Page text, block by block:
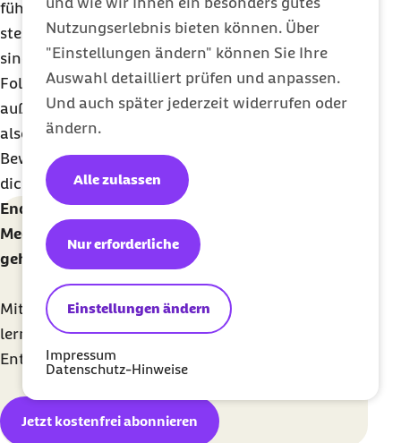
Nutzungserlebnis bieten können. Über
"Einstellungen ändern" können Sie Ihre
Auswahl detailliert prüfen und anpassen.
Und auch später jederzeit widerrufen oder
ändern.
Einstellungen ändern
Nur erforderliche
Alle zulassen
Impressum
Datenschutz-Hinweise
führen, dass wir nicht nur seelisch unter Druck
stehen, sondern auch unsere Muskeln angespannt
sind – Schmerzen und Verspannungen sind die
Folge. Wer häufig gestresst ist, nimmt Schmerzen
außerdem verstärkt wahr. Rückenschmerzen sind
also meist eine Forderung des Rückens nach mehr
Bewegung und signalisieren uns auch: Kümmere
dich mehr um dich!
Endlich entspannen: Der BARMER-
Meditationsguide zeigt in sieben Tagen, wie es
geht
Mit einfachen Übungen und praktischen Tipps
lernen Sie schnell die Grundlagen für Meditation,
Entschleunigung und besseren Schlaf.
Jetzt kostenfrei abonnieren